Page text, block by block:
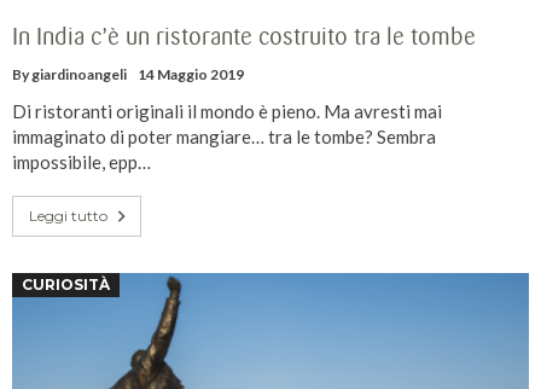
In India c’è un ristorante costruito tra le tombe
Bygiardinoangeli 14 Maggio 2019
Di ristoranti originali il mondo è pieno. Ma avresti mai
immaginato di poter mangiare… tra le tombe? Sembra
impossibile, epp…
Leggi tutto
CURIOSITÀ